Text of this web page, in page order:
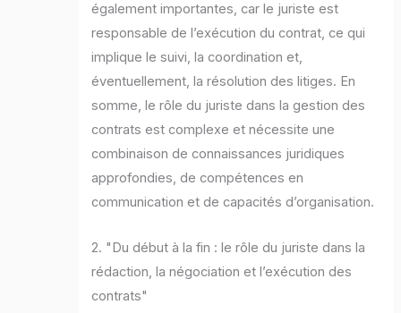
également importantes, car le juriste est
responsable de l’exécution du contrat, ce qui
implique le suivi, la coordination et,
éventuellement, la résolution des litiges. En
somme, le rôle du juriste dans la gestion des
contrats est complexe et nécessite une
combinaison de connaissances juridiques
approfondies, de compétences en
communication et de capacités d’organisation.
2. "Du début à la fin : le rôle du juriste dans la
rédaction, la négociation et l’exécution des
contrats"